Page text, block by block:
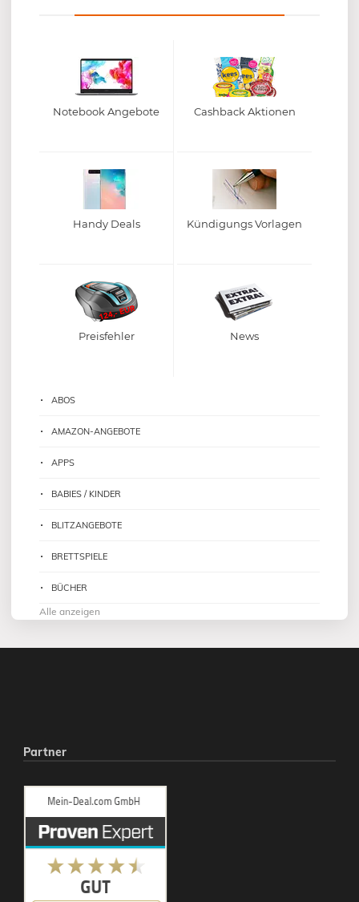
Notebook Angebote Cashback Aktionen
Handy Deals Kündigungs Vorlagen
Preisfehler News
ABOS
AMAZON-ANGEBOTE
APPS
BABIES / KINDER
BLITZANGEBOTE
BRETTSPIELE
BÜCHER
Alle anzeigen
Partner